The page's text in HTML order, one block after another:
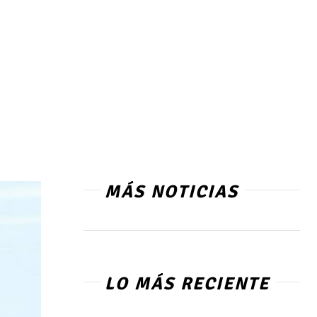
MÁS NOTICIAS
LO MÁS RECIENTE